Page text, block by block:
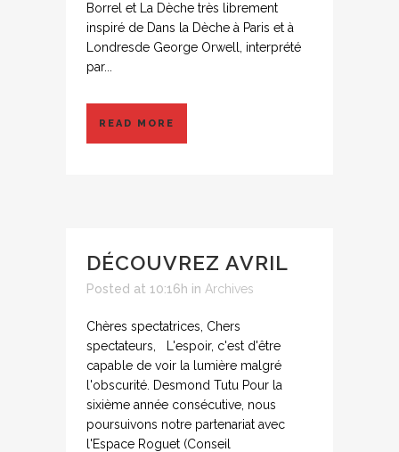
Borrel et La Dèche très librement
inspiré de Dans la Dèche à Paris et à
Londresde George Orwell, interprété
par...
READ MORE
DÉCOUVREZ AVRIL
Posted at 10:16h in Archives
Chères spectatrices, Chers
spectateurs, L'espoir, c'est d'être
capable de voir la lumière malgré
l'obscurité. Desmond Tutu Pour la
sixième année consécutive, nous
poursuivons notre partenariat avec
l'Espace Roguet (Conseil